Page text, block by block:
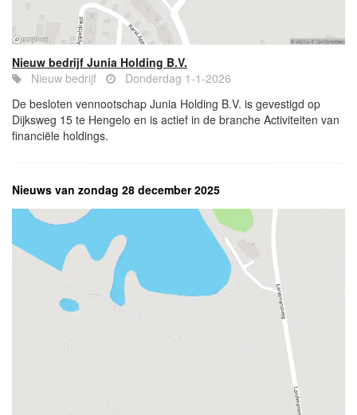
Nieuw bedrijf Junia Holding B.V.
Nieuw bedrijf
Donderdag 1-1-2026
De besloten vennootschap Junia Holding B.V. is gevestigd op
Dijksweg 15 te Hengelo en is actief in de branche Activiteiten van
financiële holdings.
Nieuws van zondag 28 december 2025